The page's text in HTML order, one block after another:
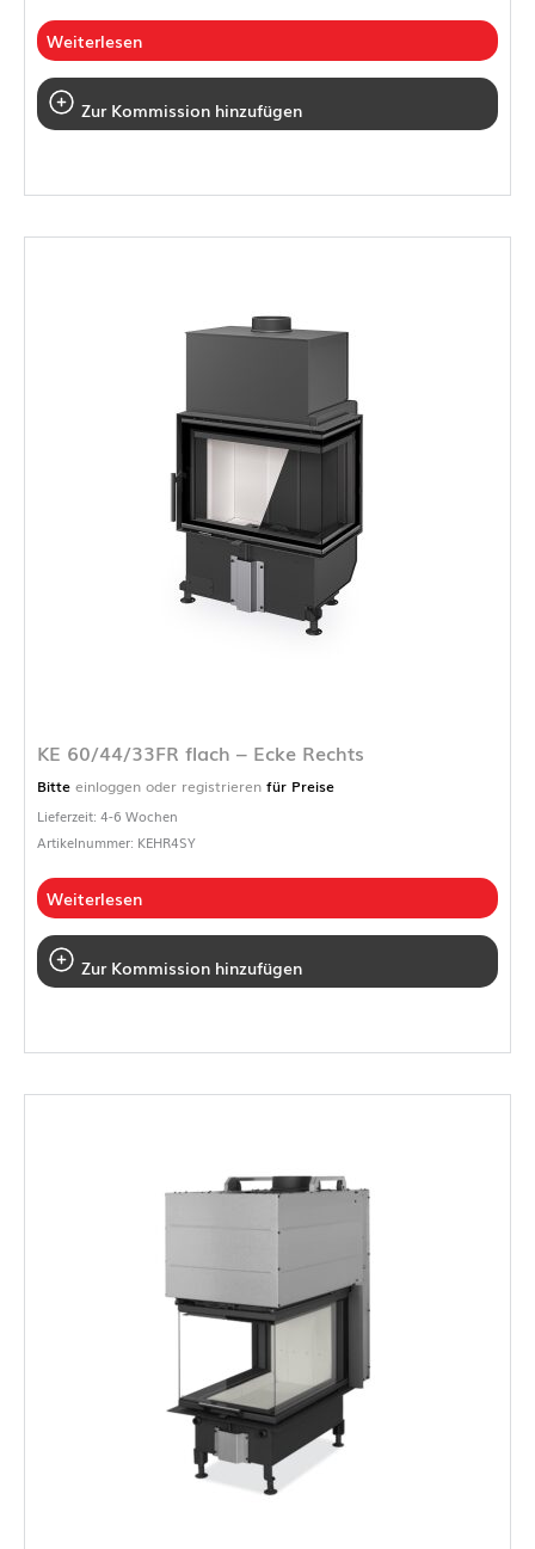
Weiterlesen
Zur Kommission hinzufügen
KE 60/44/33FR flach – Ecke Rechts
Bitte einloggen oder registrieren für Preise
Lieferzeit: 4-6 Wochen
Artikelnummer: KEHR4SY
Weiterlesen
Zur Kommission hinzufügen